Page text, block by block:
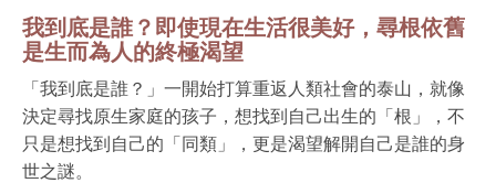
我到底是誰？即使現在生活很美好，尋根依舊
是生而為人的終極渴望
「我到底是誰？」一開始打算重返人類社會的泰山，就像
決定尋找原生家庭的孩子，想找到自己出生的「根」，不
只是想找到自己的「同類」，更是渴望解開自己是誰的身
世之謎。